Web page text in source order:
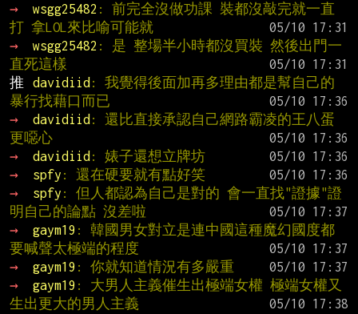
→ wsgg25482 : 前完全沒做功課 裝都沒敲完就一直
打 拿LOL來比喻可能就
→
wsgg25482 : 是 整場半小時都沒買裝 然後出門一
直死這樣
推
davidiid : 我覺得後面加再多理由都是幫自己的
暴行找藉口而已
→
davidiid : 還比直接承認自己網路霸凌的王八蛋
更噁心
→
davidiid : 婊子還想立牌坊
→
spfy : 還在硬要就有點好笑
→
spfy : 但人都認為自己是對的 會一直找"證據"證
明自己的論點 沒差啦
→
gaym19 : 韓國男女對立是連中國這種魔幻國度都
要喊聲太極端的程度
→
gaym19 : 你就知道情況有多嚴重
→
gaym19 : 大男人主義催生出極端女權 極端女權又
生出更大的男人主義